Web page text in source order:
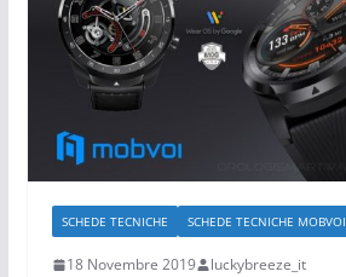
SCHEDE TECNICHE SCHEDE TECNICHE MOBVOI
18 Novembre 2019 luckybreeze_it